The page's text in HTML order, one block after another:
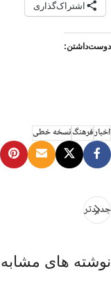
اشتراک‌گذاری
دوست‌داشتن:
اخبارفرهنگنسخه خطی
جدیدتر
نوشته های مشابه